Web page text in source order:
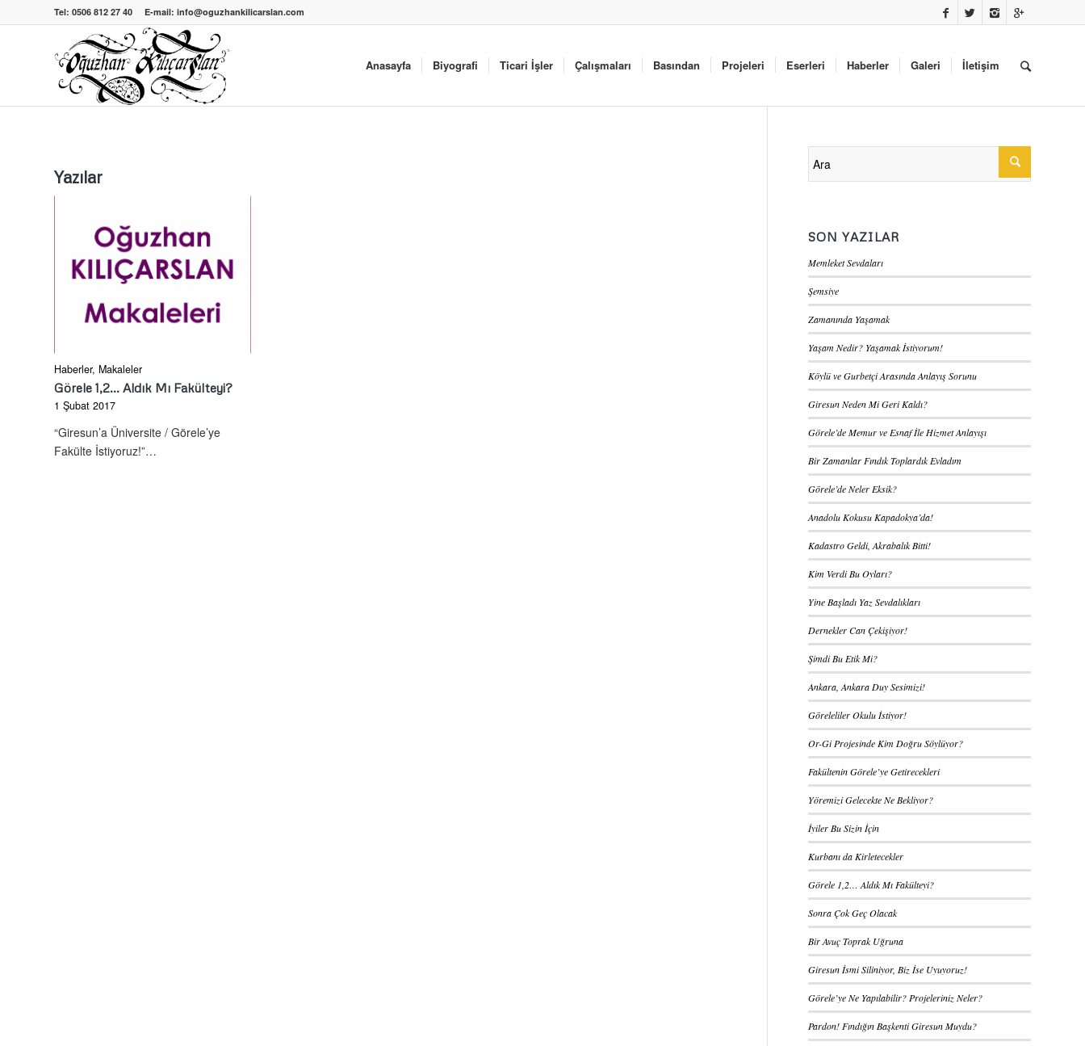
Tel: 0506 812 27 40 E-mail: info@oguzhankilicarslan.com
Anasayfa Biyografi Ticari İşler Çalışmaları Basından Projeleri Eserleri Haberler Galeri İletişim
Yazılar
Haberler, Makaleler
Görele 1,2... Aldık Mı Fakülteyi?
1 Şubat 2017
“Giresun’a Üniversite / Görele’ye
Fakülte İstiyoruz!”…
SON YAZILAR
Memleket Sevdaları
Şemsiye
Zamanında Yaşamak
Yaşam Nedir? Yaşamak İstiyorum!
Köylü ve Gurbetçi Arasında Anlayış Sorunu
Giresun Neden Mi Geri Kaldı?
Görele’de Memur ve Esnaf İle Hizmet Anlayışı
Bir Zamanlar Fındık Toplardık Evladım
Görele’de Neler Eksik?
Anadolu Kokusu Kapadokya’da!
Kadastro Geldi, Akrabalık Bitti!
Kim Verdi Bu Oyları?
Yine Başladı Yaz Sevdalıkları
Dernekler Can Çekişiyor!
Şimdi Bu Etik Mi?
Ankara, Ankara Duy Sesimizi!
Göreleliler Okulu İstiyor!
Or-Gi Projesinde Kim Doğru Söylüyor?
Fakültenin Görele’ye Getirecekleri
Yöremizi Gelecekte Ne Bekliyor?
İyiler Bu Sizin İçin
Kurbanı da Kirletecekler
Görele 1,2… Aldık Mı Fakülteyi?
Sonra Çok Geç Olacak
Bir Avuç Toprak Uğruna
Giresun İsmi Siliniyor, Biz İse Uyuyoruz!
Görele’ye Ne Yapılabilir? Projeleriniz Neler?
Pardon! Fındığın Başkenti Giresun Muydu?